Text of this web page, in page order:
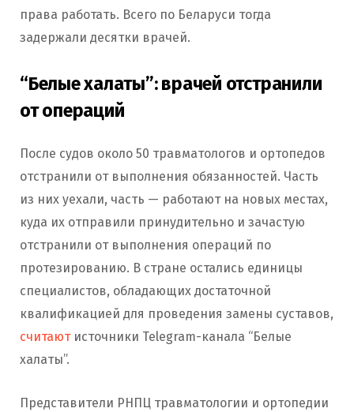
права работать. Всего по Беларуси тогда
задержали десятки врачей.
“Белые халаты”: врачей отстранили
от операций
После судов около 50 травматологов и ортопедов
отстранили от выполнения обязанностей. Часть
из них уехали, часть — работают на новых местах,
куда их отправили принудительно и зачастую
отстранили от выполнения операций по
протезированию. В стране остались единицы
специалистов, обладающих достаточной
квалификацией для проведения замены суставов,
считаютисточники Telegram-канала “Белые
халаты”.
Представители РНПЦ травматологии и ортопедии